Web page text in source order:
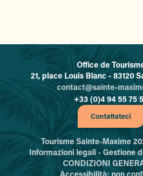
L'office
Office de
21, place Louis Blanc - 83120
contact@sainte-
+33 (0)4 94 55 75
Contattateci
Tourisme Sainte-Maxime
Informazioni legali -Gestione
CONDIZIONI